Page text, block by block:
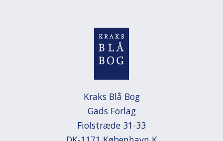
Kraks Blå Bog
Gads Forlag
Fiolstræde 31-33